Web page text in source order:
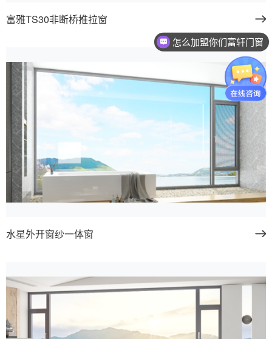
富雅TS30非断桥推拉窗
水星外开窗纱一体窗
怎么加盟你们富轩门窗